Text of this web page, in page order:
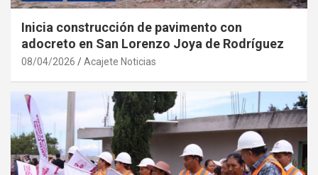
Inicia construcción de pavimento con
adocreto en San Lorenzo Joya de Rodríguez
08/04/2026 Acajete Noticias